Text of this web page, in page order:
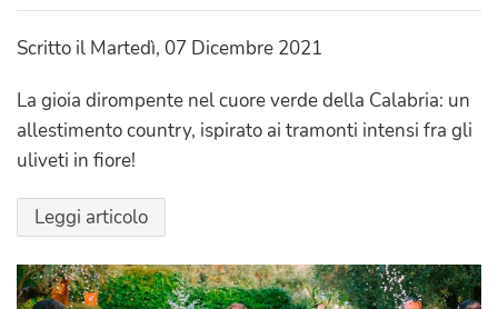
Scritto il Martedì, 07 Dicembre 2021
La gioia dirompente nel cuore verde della Calabria: un
allestimento country, ispirato ai tramonti intensi fra gli
uliveti in fiore!
Leggi articolo